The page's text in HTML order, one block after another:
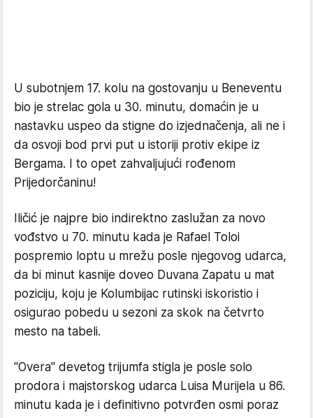
U subotnjem 17. kolu na gostovanju u Beneventu
bio je strelac gola u 30. minutu, domaćin je u
nastavku uspeo da stigne do izjednačenja, ali ne i
da osvoji bod prvi put u istoriji protiv ekipe iz
Bergama. I to opet zahvaljujući rođenom
Prijedorčaninu!
Iličić je najpre bio indirektno zaslužan za novo
vođstvo u 70. minutu kada je Rafael Toloi
pospremio loptu u mrežu posle njegovog udarca,
da bi minut kasnije doveo Duvana Zapatu u mat
poziciju, koju je Kolumbijac rutinski iskoristio i
osigurao pobedu u sezoni za skok na četvrto
mesto na tabeli.
"Overa" devetog trijumfa stigla je posle solo
prodora i majstorskog udarca Luisa Murijela u 86.
minutu kada je i definitivno potvrđen osmi poraz